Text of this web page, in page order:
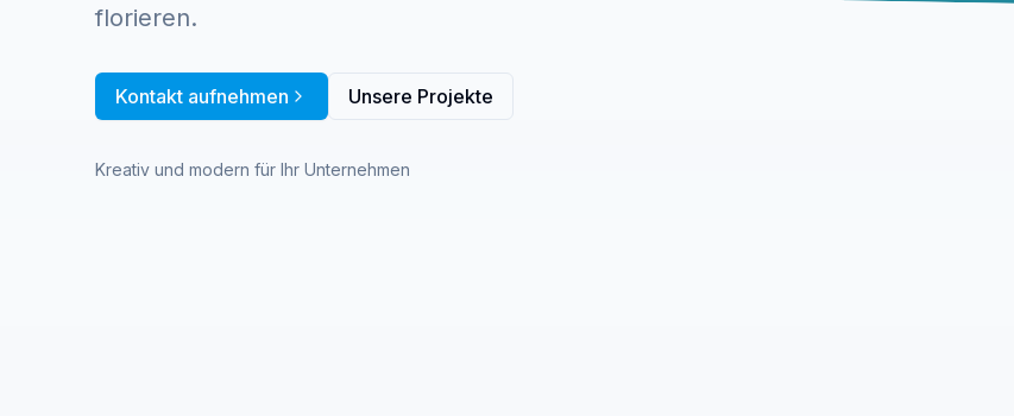
florieren.
Kontakt aufnehmen Unsere Projekte
Kreativ und modern für Ihr Unternehmen